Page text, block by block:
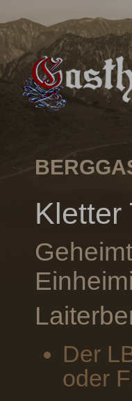
Kletter
Der
oder